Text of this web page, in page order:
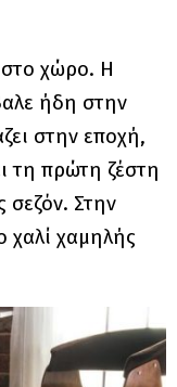
στο χώρο. Η
ήδη στην
στην εποχή,
τη πρώτη ζέστη
σεζόν. Στην
χαλί χαμηλής